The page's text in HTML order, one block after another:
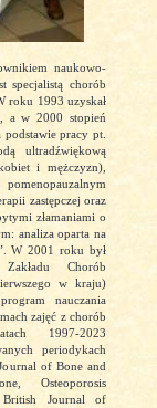
naukowo-
specjalistą chorób
roku 1993 uzyskał
a w 2000 stopień
pracy pt.
ultradźwiękową
i mężczyzn),
zastępczej oraz
złamaniami o
analiza oparta na
W 2001 roku był
Chorób
w kraju)
nauczania
zajęć z chorób
1997-2023
periodykach
of Bone and
Osteoporosis
British Journal of